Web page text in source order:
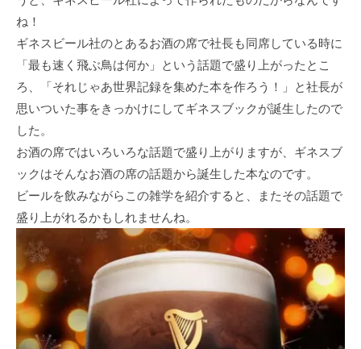
ね！
ギネスビール社のとあるお酒の席で社長も同席している時に
「最も速く飛ぶ鳥は何か」という話題で盛り上がったとこ
ろ、「それじゃあ世界記録を集めた本を作ろう！」と社長が
思いついた事をきっかけにしてギネスブックが誕生したので
した。
お酒の席ではいろいろな話題で盛り上がりますが、ギネスブ
ックはそんなお酒の席の話題から誕生した本なのです。
ビールを飲みながらこの雑学を紹介すると、またその話題で
盛り上がれるかもしれませんね。